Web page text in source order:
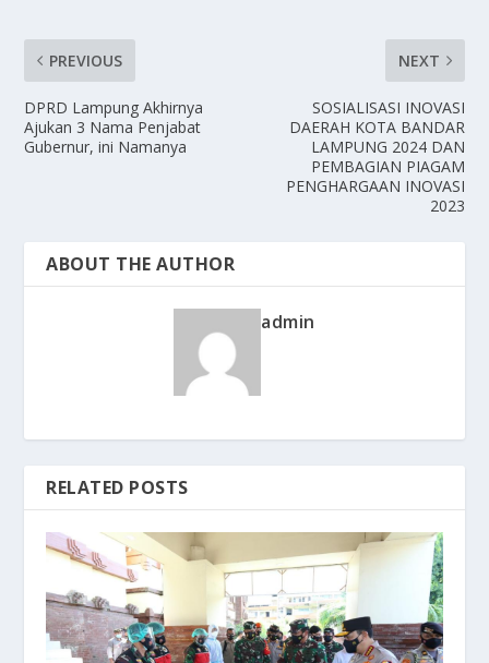
PREVIOUS
DPRD Lampung Akhirnya
Ajukan 3 Nama Penjabat
Gubernur, ini Namanya
NEXT
SOSIALISASI INOVASI
DAERAH KOTA BANDAR
LAMPUNG 2024 DAN
PEMBAGIAN PIAGAM
PENGHARGAAN INOVASI
2023
ABOUT THE AUTHOR
admin
RELATED POSTS